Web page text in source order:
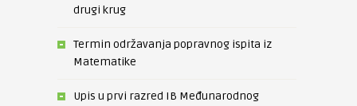
drugi krug
Termin održavanja popravnog ispita iz
Matematike
Upis u prvi razred IB Međunarodnog